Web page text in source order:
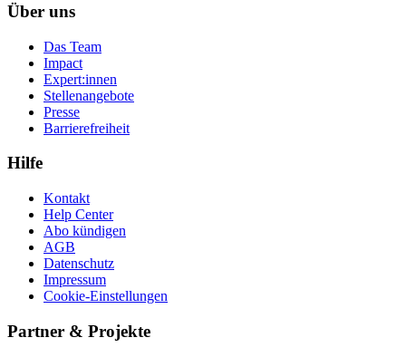
Über uns
Das Team
Impact
Expert:innen
Stellenangebote
Presse
Barrierefreiheit
Hilfe
Kontakt
Help Center
Abo kündigen
AGB
Datenschutz
Impressum
Cookie-Einstellungen
Partner & Projekte